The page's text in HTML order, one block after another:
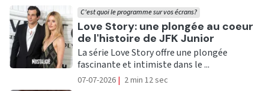
Ecouter
Love Story: une plongée au coeur
de l'histoire de JFK Junior
C'est quoi le programme sur vos écrans?
La série Love Story offre une plongée
fascinante et intimiste dans le ...
07-07-2026 | 2 min 12 sec